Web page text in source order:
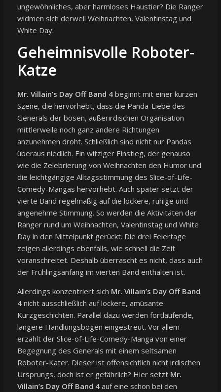
ungewöhnliches, aber harmloses Haustier? Die Ranger
widmen sich derweil Weihnachten, Valentinstag und
White Day.
Geheimnisvolle Roboter-
Katze
Mr. Villain’s Day Off Band 4beginnt mit einer kurzen
Szene, die hervorhebt, dass die Panda-Liebe des
Generals der bösen, außerirdischen Organisation
mittlerweile noch ganz andere Richtungen
anzunehmen droht. Schließlich sind nicht nur Pandas
überaus niedlich. Ein witziger Einstieg, der genauso
wie die Zelebrierung von Weihnachten den Humor und
die leichtgängige Alltagsstimmung des Slice-of-Life-
Comedy-Mangas hervorhebt. Auch später setzt der
vierte Band regelmäßig auf die lockere, ruhige und
angenehme Stimmung. So werden die Aktivitäten der
Ranger rund um Weihnachten, Valentinstag und White
Day in den Mittelpunkt gerückt. Die drei Feiertage
zeigen allerdings ebenfalls, wie schnell die Zeit
voranschreitet. Deshalb überrascht es nicht, dass auch
der Frühlingsanfang im vierten Band enthalten ist.
Allerdings konzentriert sich Mr. Villain’s Day Off Band
4nicht ausschließlich auf lockere, amüsante
Kurzgeschichten. Parallel dazu werden fortlaufende,
längere Handlungsbögen eingestreut. Vor allem
erzählt der Slice-of-Life-Comedy-Manga von einer
Begegnung des Generals mit einem seltsamen
Roboter-Kater. Dieser ist offensichtlich nicht irdischen
Ursprungs, doch ist er gefährlich? Hier setzt Mr.
Villain’s Day Off Band 4auf eine schon bei den